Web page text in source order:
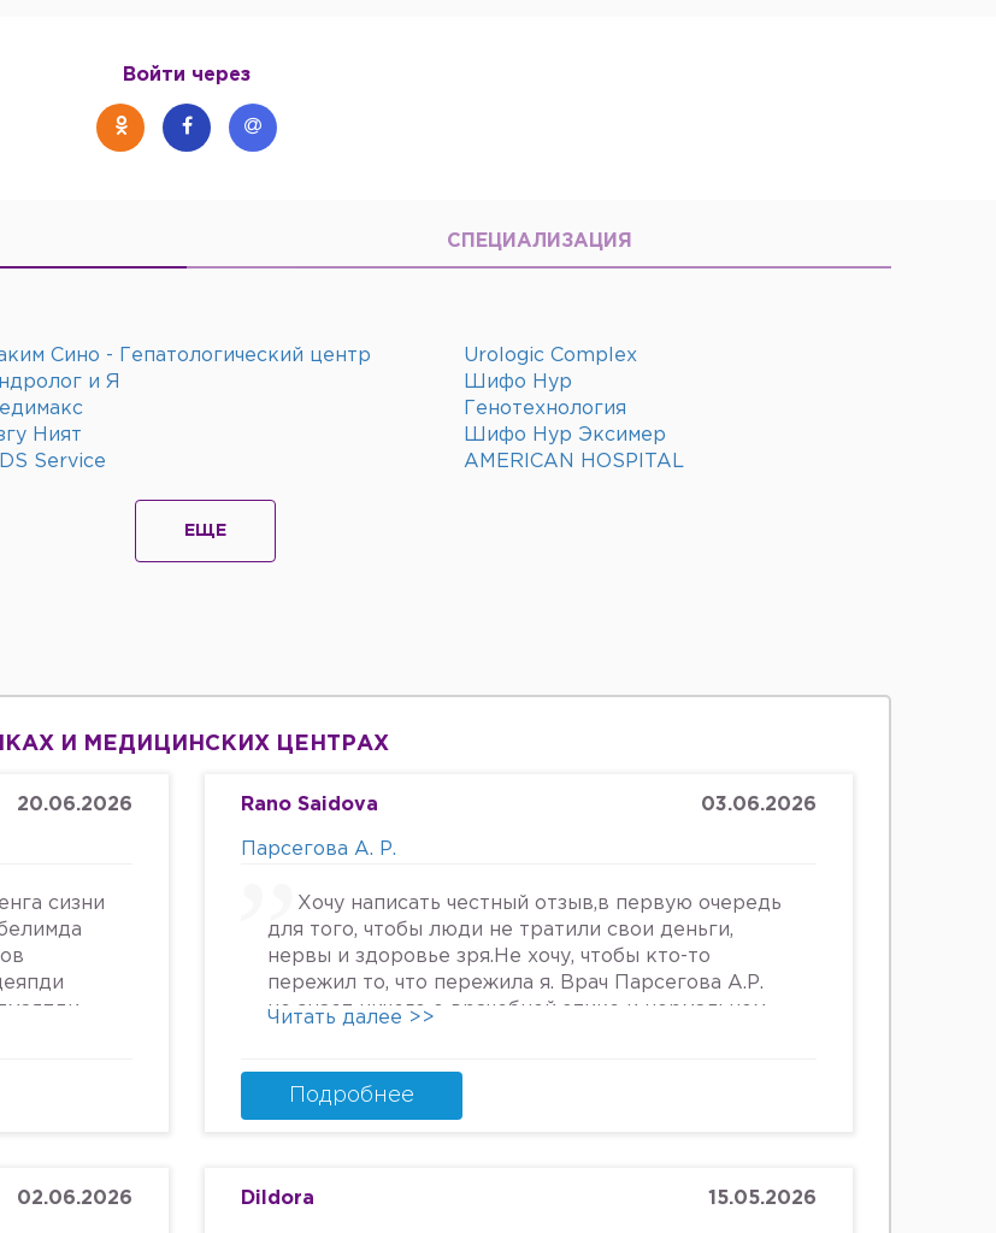
Войти через
СПЕЦИАЛИЗАЦИЯ
Сино - Гепатологический центр
Urologic Complex
и Я
Шифо Нур
Генотехнология
Ният
Шифо Нур Эксимер
Service AMERICAN HOSPITAL
ЕЩЕ
И МЕДИЦИНСКИХ ЦЕНТРАХ
20.06.2026
сизни
Беринг
Rano Saidova 03.06.2026
Парсегова А. Р.
Хочу написать честный отзыв,в первую очередь
для того, чтобы люди не тратили свои деньги,
нервы и здоровье зря.Не хочу, чтобы кто-то
пережил то, что пережила я. Врач Парсегова А.Р.
не знает ничего о врачебной этике и нормальном
идите.Я не знала, что врач, тем более женщина,
может так унижать женщин, убивать в них
кресле и грубом ощупывании и т.д.,придя домой я
Читать далее >>
Подробнее
02.06.2026 Dildora 15.05.2026